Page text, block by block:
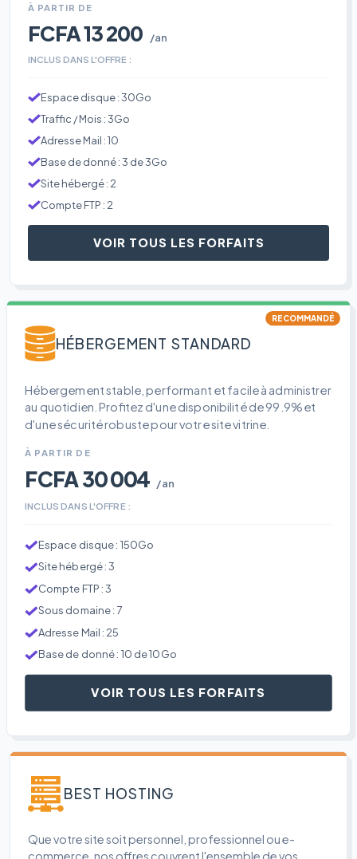
À PARTIR DE
FCFA 13 200 /an
INCLUS DANS L'OFFRE :
Espace disque : 30Go
Traffic / Mois : 3Go
Adresse Mail : 10
Base de donné : 3 de 3Go
Site hébergé : 2
Compte FTP : 2
VOIR TOUS LES FORFAITS
RECOMMANDÉ
HÉBERGEMENT STANDARD
Hébergement stable, performant et facile à administrer
au quotidien. Profitez d'une disponibilité de 99.9% et
d'une sécurité robuste pour votre site vitrine.
À PARTIR DE
FCFA 30 004 /an
INCLUS DANS L'OFFRE :
Espace disque : 150Go
Site hébergé : 3
Compte FTP : 3
Sous domaine : 7
Adresse Mail : 25
Base de donné : 10 de 10Go
VOIR TOUS LES FORFAITS
BEST HOSTING
Que votre site soit personnel, professionnel ou e-
commerce, nos offres couvrent l'ensemble de vos